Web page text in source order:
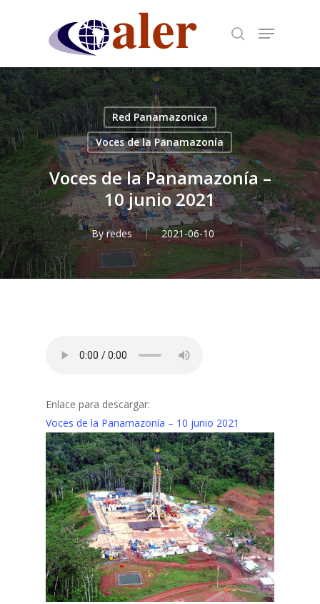
content
Red Panamazonica
Voces de la Panamazonía
Voces de la Panamazonía –
10 junio 2021
By redes 2021-06-10
Enlace para descargar:
Voces de la Panamazonía – 10 junio 2021